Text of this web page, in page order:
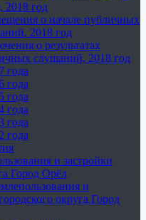
2018 год
о начале публичных
2018 год
о результатах
слушаний, 2018 год
года
года
года
года
года
года
и застройки
Город Орёл
и
округа Город